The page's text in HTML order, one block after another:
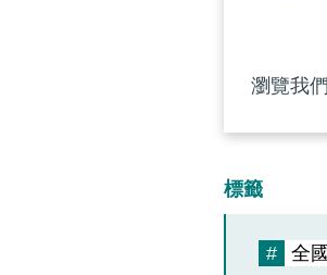
瀏覽我
標籤
# 全